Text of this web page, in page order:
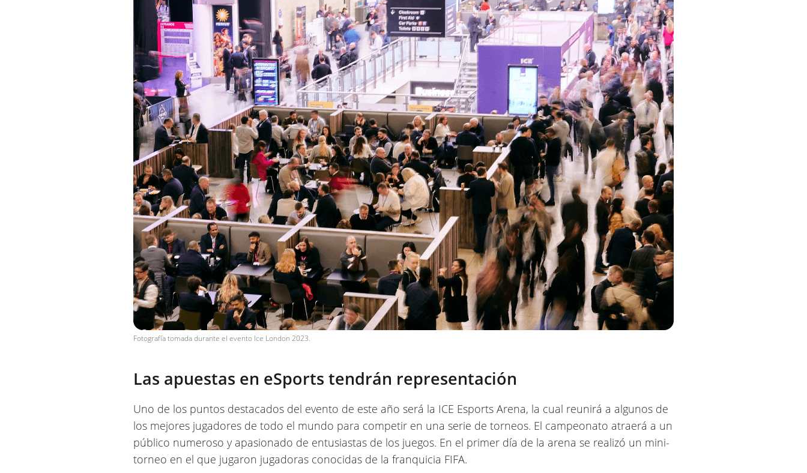
Fotografía tomada durante el evento Ice London 2023.
Las apuestas en eSports tendrán representación
Uno de los puntos destacados del evento de este año será la ICE Esports Arena, la cual reunirá a algunos de
los mejores jugadores de todo el mundo para competir en una serie de torneos. El campeonato atraerá a un
público numeroso y apasionado de entusiastas de los juegos. En el primer día de la arena se realizó un mini-
torneo en el que jugaron jugadoras conocidas de la franquicia FIFA.